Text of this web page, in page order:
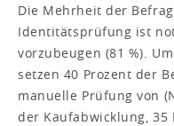
Die Mehrheit der
Identitätsprüfung ist
vorzubeugen (81 %).
setzen 40 Prozent der
manuelle Prüfung von
der Kaufabwicklung, 35